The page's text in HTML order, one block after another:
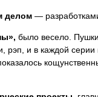
делом—
было весело.
рэп, и в каждой